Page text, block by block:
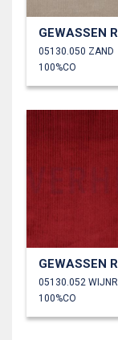
05130.050 ZAND
100%CO
05130.052
100%CO